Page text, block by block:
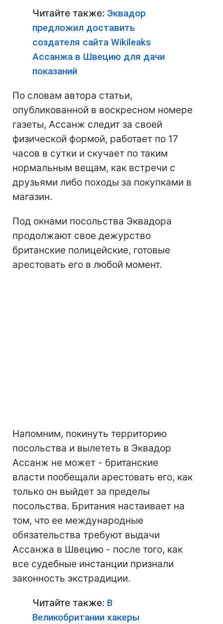
Читайте также: Эквадор
предложил доставить
создателя сайта Wikileaks
Ассанжа в Швецию для дачи
показаний
По словам автора статьи,
опубликованной в воскресном номере
газеты, Ассанж следит за своей
физической формой, работает по 17
часов в сутки и скучает по таким
нормальным вещам, как встречи с
друзьями либо походы за покупками в
магазин.
Под окнами посольства Эквадора
продолжают свое дежурство
британские полицейские, готовые
арестовать его в любой момент.
Напомним, покинуть территорию
посольства и вылететь в Эквадор
Ассанж не может - британские
власти пообещали арестовать его, как
только он выйдет за пределы
посольства. Британия настаивает на
том, что ее международные
обязательства требуют выдачи
Ассанжа в Швецию - после того, как
все судебные инстанции признали
законность экстрадиции.
Читайте также: В
Великобритании хакеры